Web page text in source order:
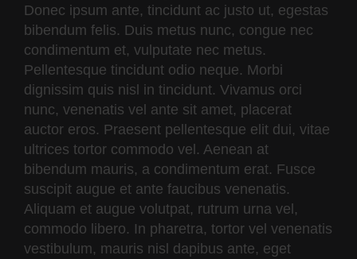
Donec ipsum ante, tincidunt ac justo ut, egestas
bibendum felis. Duis metus nunc, congue nec
condimentum et, vulputate nec metus.
Pellentesque tincidunt odio neque. Morbi
dignissim quis nisl in tincidunt. Vivamus orci
nunc, venenatis vel ante sit amet, placerat
auctor eros. Praesent pellentesque elit dui, vitae
ultrices tortor commodo vel. Aenean at
bibendum mauris, a condimentum erat. Fusce
suscipit augue et ante faucibus venenatis.
Aliquam et augue volutpat, rutrum urna vel,
commodo libero. In pharetra, tortor vel venenatis
vestibulum, mauris nisl dapibus ante, eget